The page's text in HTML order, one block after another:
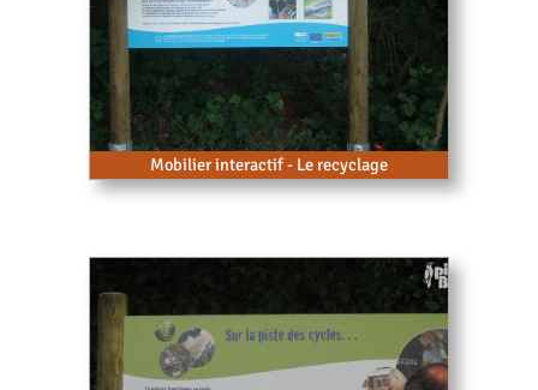
Mobilier interactif - Le recyclage